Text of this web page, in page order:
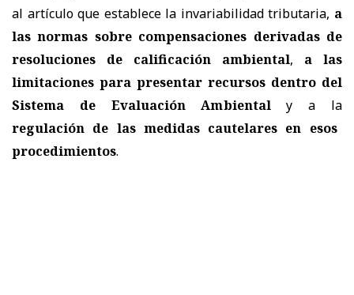
al artículo que establece la invariabilidad tributaria, a
las normas sobre compensaciones derivadas de
resoluciones de calificación ambiental, a las
limitaciones para presentar recursos dentro del
Sistema de Evaluación Ambientaly a la
regulación de las medidas cautelares en esos
procedimientos.